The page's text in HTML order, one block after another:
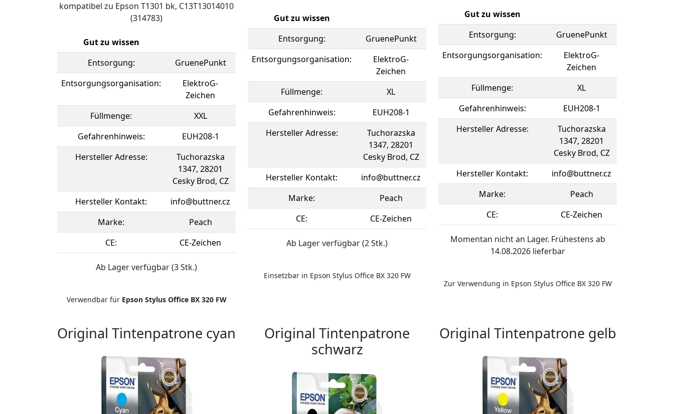
kompatibel zu Epson T1301 bk, C13T13014010
(314783)
Gut zu wissen
Entsorgung:
GruenePunkt
Entsorgungsorganisation:
ElektroG-
Zeichen
Füllmenge:
XXL
Gefahrenhinweis:
EUH208-1
Hersteller Adresse:
Tuchorazska
1347, 28201
Cesky Brod, CZ
Hersteller Kontakt:
info@buttner.cz
Marke:
Peach
CE:
CE-Zeichen
Ab Lager verfügbar (3 Stk.)
Verwendbar für Epson Stylus Office BX 320 FW
Gut zu wissen
Entsorgung:
GruenePunkt
Entsorgungsorganisation:
ElektroG-
Zeichen
Füllmenge:
XL
Gefahrenhinweis:
EUH208-1
Hersteller Adresse:
Tuchorazska
1347, 28201
Cesky Brod, CZ
Hersteller Kontakt:
info@buttner.cz
Marke:
Peach
CE:
CE-Zeichen
Ab Lager verfügbar (2 Stk.)
Einsetzbar in Epson Stylus Office BX 320 FW
Gut zu wissen
Entsorgung:
GruenePunkt
Entsorgungsorganisation:
ElektroG-
Zeichen
Füllmenge:
XL
Gefahrenhinweis:
EUH208-1
Hersteller Adresse:
Tuchorazska
1347, 28201
Cesky Brod, CZ
Hersteller Kontakt:
info@buttner.cz
Marke:
Peach
CE:
CE-Zeichen
Momentan nicht an Lager. Frühestens ab
14.08.2026 lieferbar
Zur Verwendung in Epson Stylus Office BX 320 FW
Original Tintenpatrone cyan
Original Tintenpatrone
schwarz
Original Tintenpatrone gelb